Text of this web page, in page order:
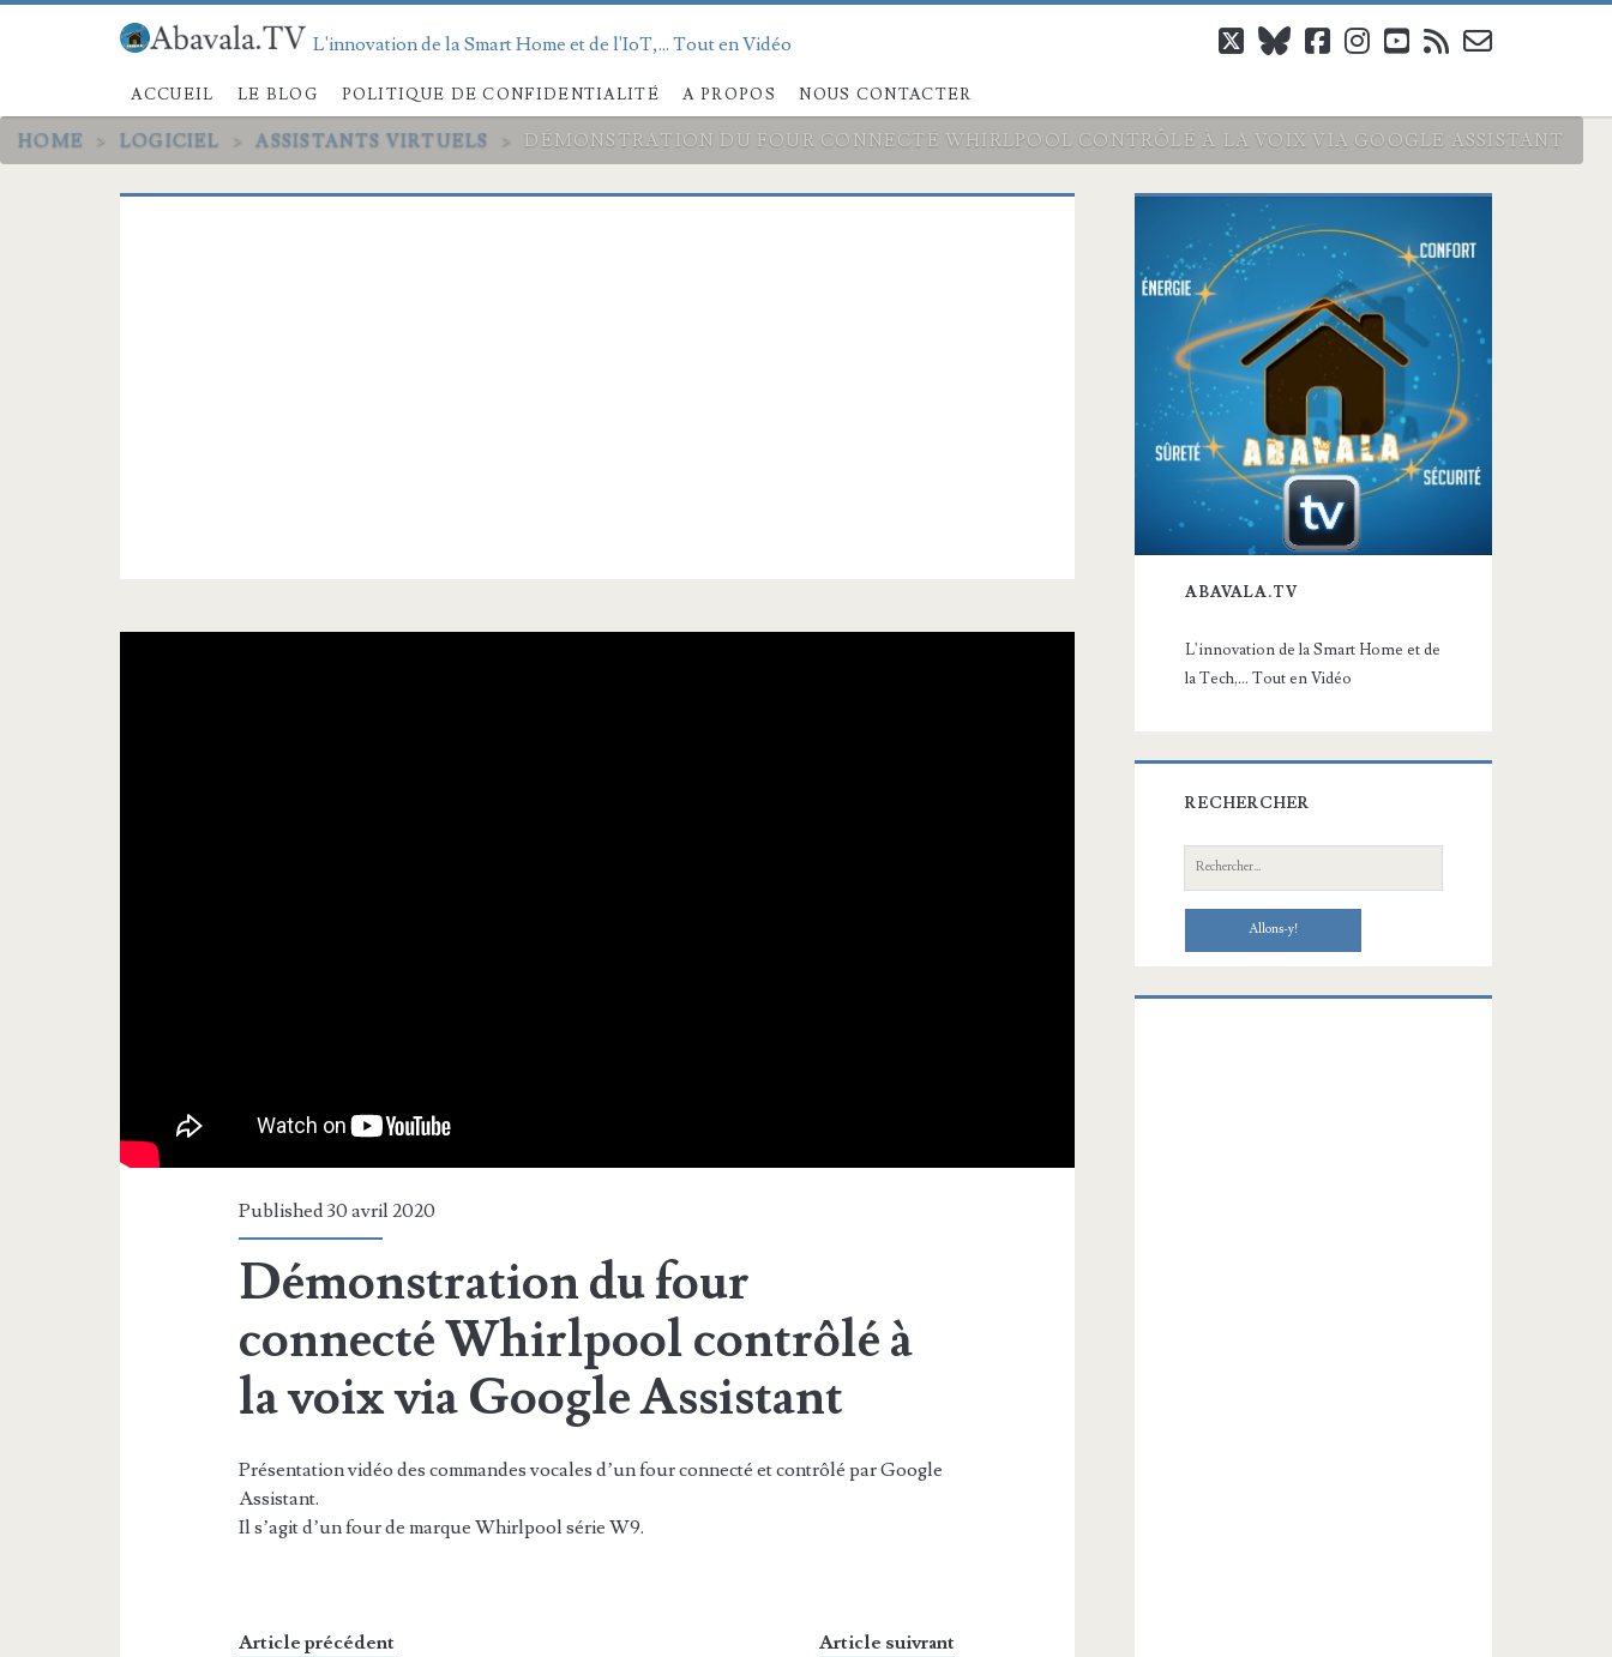
L'innovation de la Smart Home et de l'IoT,... Tout en Vidéo
ACCUEIL LE BLOG POLITIQUE DE CONFIDENTIALITÉ A PROPOS NOUS CONTACTER
twitterblueskyfacebook
instagram
youtube
rss email-
HOME > LOGICIEL > ASSISTANTS VIRTUELS > DÉMONSTRATION DU FOUR CONNECTÉ WHIRLPOOL CONTRÔLÉ À LA VOIX VIA GOOGLE ASSISTANT
Published 30 avril 2020
Démonstration du four
connecté Whirlpool contrôlé à
la voix via Google Assistant
Présentation vidéo des commandes vocales d’un four connecté et contrôlé par Google
Assistant.
Il s’agit d’un four de marque Whirlpool série W9.
Article précédent
Article suivrant
Barre
latérale
principale
ABAVALA.TV
L'innovation de la Smart Home et de
la Tech,... Tout en Vidéo
RECHERCHER
Recherche: